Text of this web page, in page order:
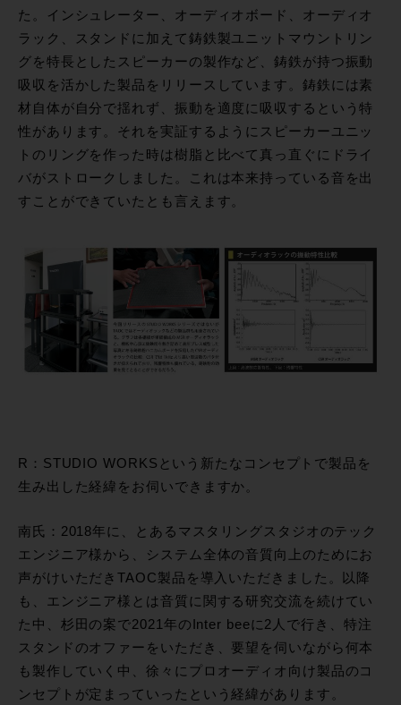
た。インシュレーター、オーディオボード、オーディオ
ラック、スタンドに加えて鋳鉄製ユニットマウントリン
グを特長としたスピーカーの製作など、鋳鉄が持つ振動
吸収を活かした製品をリリースしています。鋳鉄には素
材自体が自分で揺れず、振動を適度に吸収するという特
性があります。それを実証するようにスピーカーユニッ
トのリングを作った時は樹脂と比べて真っ直ぐにドライ
バがストロークしました。これは本来持っている音を出
すことができていたとも言えます。
R：STUDIO WORKSという新たなコンセプトで製品を
生み出した経緯をお伺いできますか。
南氏：2018年に、とあるマスタリングスタジオのテック
エンジニア様から、システム全体の音質向上のためにお
声がけいただきTAOC製品を導入いただきました。以降
も、エンジニア様とは音質に関する研究交流を続けてい
た中、杉田の案で2021年のInter beeに2人で行き、特注
スタンドのオファーをいただき、要望を伺いながら何本
も製作していく中、徐々にプロオーディオ向け製品のコ
ンセプトが定まっていったという経緯があります。